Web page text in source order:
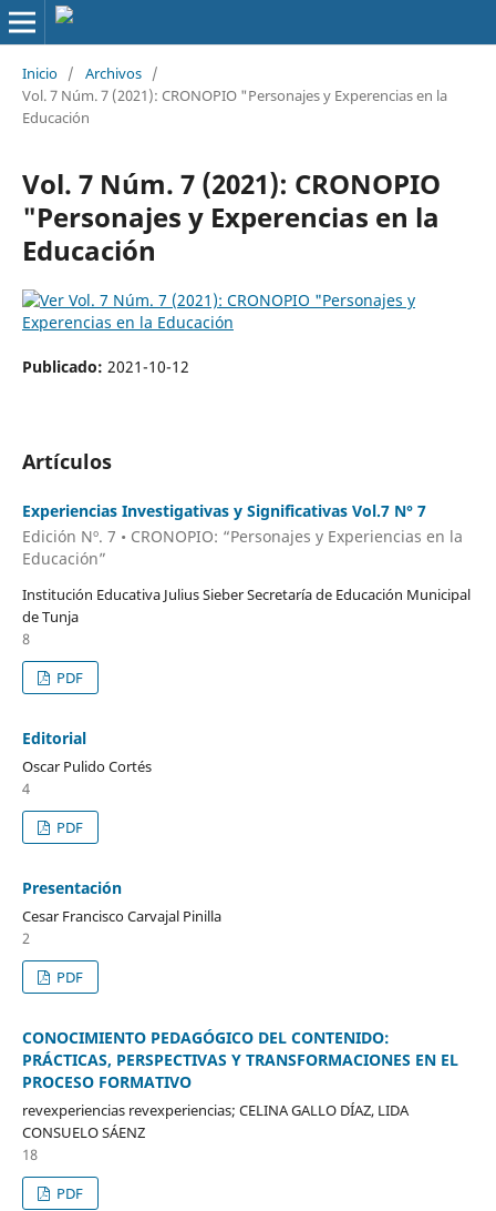
Inicio / Archivos /
Vol. 7 Núm. 7 (2021): CRONOPIO "Personajes y Experencias en la
Educación
Vol. 7 Núm. 7 (2021): CRONOPIO
"Personajes y Experencias en la
Educación
Publicado: 2021-10-12
Artículos
Experiencias Investigativas y Significativas Vol.7 N° 7
Edición Nº. 7 • CRONOPIO: “Personajes y Experiencias en la
Educación”
Institución Educativa Julius Sieber Secretaría de Educación Municipal
de Tunja
8
PDF
Editorial
Oscar Pulido Cortés
4
PDF
Presentación
Cesar Francisco Carvajal Pinilla
2
PDF
CONOCIMIENTO PEDAGÓGICO DEL CONTENIDO:
PRÁCTICAS, PERSPECTIVAS Y TRANSFORMACIONES EN EL
PROCESO FORMATIVO
revexperiencias revexperiencias; CELINA GALLO DÍAZ, LIDA
CONSUELO SÁENZ
18
PDF